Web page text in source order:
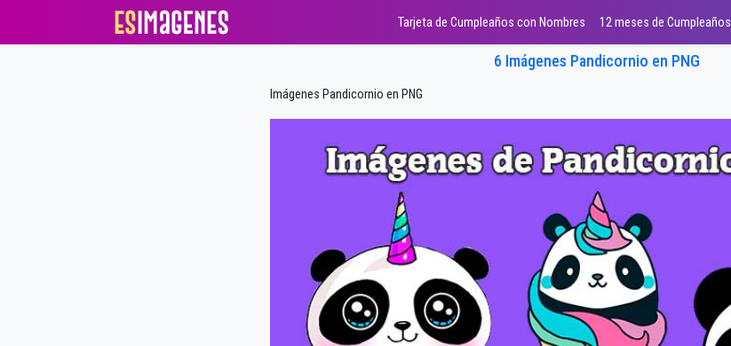
Tarjeta de Cumpleaños con Nombres 12 meses de Cumpleaños
6 Imágenes Pandicornio en PNG
Imágenes Pandicornio en PNG